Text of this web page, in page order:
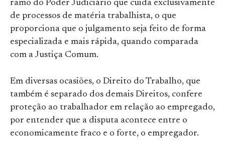
ramo do Poder Judiciário que cuida exclusivamente
de processos de matéria trabalhista, o que
proporciona que o julgamento seja feito de forma
especializada e mais rápida, quando comparada
com a Justiça Comum.
Em diversas ocasiões, o Direito do Trabalho, que
também é separado dos demais Direitos, confere
proteção ao trabalhador em relação ao empregado,
por entender que a disputa acontece entre o
economicamente fraco e o forte, o empregador.